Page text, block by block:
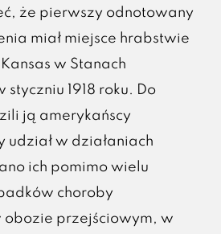
że pierwszy odnotowany
miał miejsce hrabstwie
w Stanach
1918 roku. Do
ją amerykańscy
udział w działaniach
ich pomimo wielu
choroby
obozie przejściowym, w